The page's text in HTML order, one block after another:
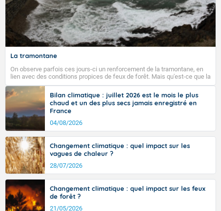
La tramontane
On observe parfois ces jours-ci un renforcement de la tramontane, en
lien avec des conditions propices de feux de forêt. Mais qu'est-ce que la
tramontane ? Quelles sont ses caractéristiques ? La tramontane est un
vent turbulent soufflant de secteur nord-ouest à nord, ou ouest à nord-
ouest, dans un secteur qui part du Roussillon à la vallée de l’Aude et à
l’ouest de l’Hérault. L’étymologie de ce vent vient du latin trasmontanus,
signifiant au-delà des monts, en allusion aux régions montagneuses
d’où provient ce vent.
Bilan climatique : juillet 2026 est le mois le plus
chaud et un des plus secs jamais enregistré en
France
04/08/2026
Changement climatique : quel impact sur les
vagues de chaleur ?
28/07/2026
Changement climatique : quel impact sur les feux
de forêt ?
21/05/2026